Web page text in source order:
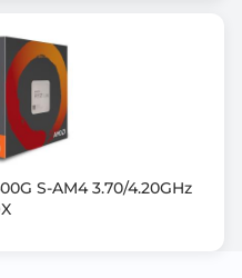
S-AM4 3.70/4.20GHz